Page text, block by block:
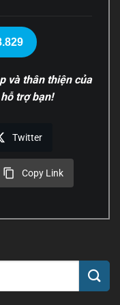
và thân thiện của
trợ bạn!
Twitter
Copy Link